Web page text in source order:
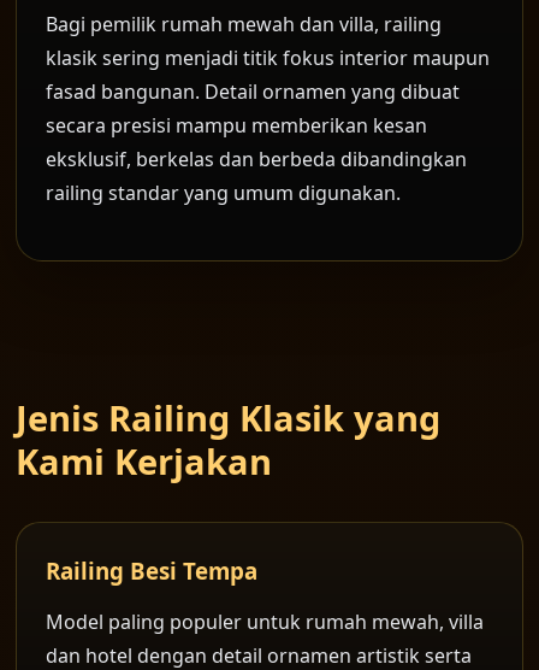
Bagi pemilik rumah mewah dan villa, railing
klasik sering menjadi titik fokus interior maupun
fasad bangunan. Detail ornamen yang dibuat
secara presisi mampu memberikan kesan
eksklusif, berkelas dan berbeda dibandingkan
railing standar yang umum digunakan.
Jenis Railing Klasik yang
Kami Kerjakan
Railing Besi Tempa
Model paling populer untuk rumah mewah, villa
dan hotel dengan detail ornamen artistik serta